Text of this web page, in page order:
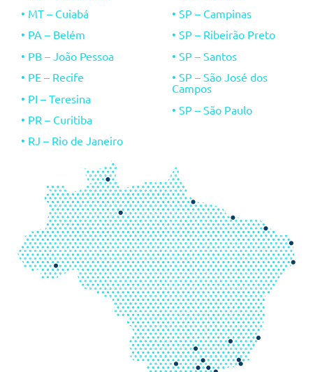
• MT – Cuiabá
• PA – Belém
• PB – João Pessoa
• PE – Recife
• PI – Teresina
• PR – Curitiba
• RJ – Rio de Janeiro
• SP – Campinas
• SP – Ribeirão Preto
• SP – Santos
• SP – São José dos
Campos
• SP – São Paulo